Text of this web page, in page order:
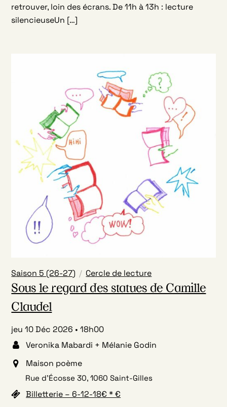
retrouver, loin des écrans. De 11h à 13h : lecture
silencieuseUn […]
Saison 5 (26-27) Cercle de lecture
Sous le regard des statues de Camille
Claudel
jeu 10 Déc 2026
18h00
Veronika Mabardi + Mélanie Godin
Maison poème
Rue d’Écosse 30, 1060 Saint-Gilles
Billetterie – 6-12-18€ * €